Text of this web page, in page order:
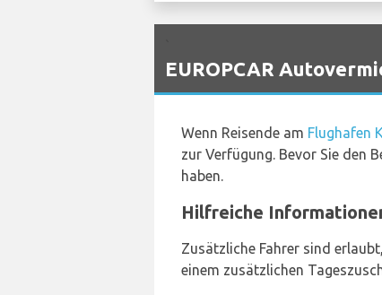
EUROPCAR
Wenn Reisende am Flughafen
zur Verfügung. Bevor Sie den
haben.
Hilfreiche
Zusätzliche Fahrer sind
einem zusätzlichen